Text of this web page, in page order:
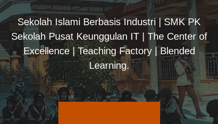
Sekolah Islami Berbasis Industri | SMK PK
Sekolah Pusat Keunggulan IT | The Center of
Excellence | Teaching Factory | Blended
Learning.